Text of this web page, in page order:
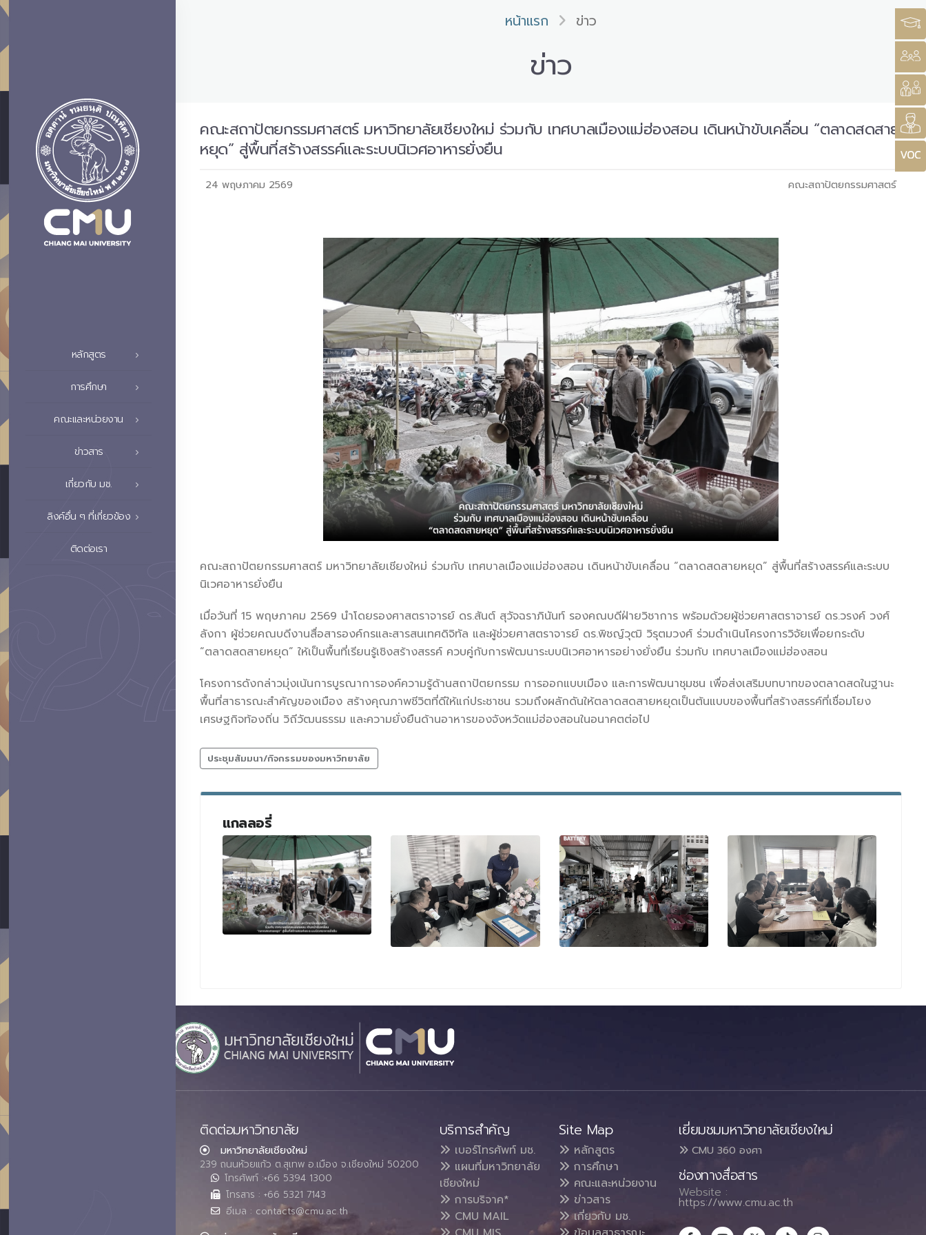
หลักสูตร
การศึกษา
คณะและหน่วยงาน
ข่าวสาร
เกี่ยวกับ มช.
ลิงค์อื่น ๆ ที่เกี่ยวข้อง
ติดต่อเรา
หน้าแรก ข่าว
ข่าว
คณะสถาปัตยกรรมศาสตร์ มหาวิทยาลัยเชียงใหม่ ร่วมกับ เทศบาลเมืองแม่ฮ่องสอน เดินหน้าขับเคลื่อน “ตลาดสดสาย
หยุด” สู่พื้นที่สร้างสรรค์และระบบนิเวศอาหารยั่งยืน
24 พฤษภาคม 2569 คณะสถาปัตยกรรมศาสตร์
คณะสถาปัตยกรรมศาสตร์ มหาวิทยาลัยเชียงใหม่ ร่วมกับ เทศบาลเมืองแม่ฮ่องสอน เดินหน้าขับเคลื่อน “ตลาดสดสายหยุด” สู่พื้นที่สร้างสรรค์และระบบ
นิเวศอาหารยั่งยืน
เมื่อวันที่ 15 พฤษภาคม 2569 นำโดยรองศาสตราจารย์ ดร.สันต์ สุวัจฉราภินันท์ รองคณบดีฝ่ายวิชาการ พร้อมด้วยผู้ช่วยศาสตราจารย์ ดร.วรงค์ วงศ์
ลังกา ผู้ช่วยคณบดีงานสื่อสารองค์กรและสารสนเทศดิจิทัล และผู้ช่วยศาสตราจารย์ ดร.พิชญ์วุฒิ วิรุตมวงศ์ ร่วมดำเนินโครงการวิจัยเพื่อยกระดับ
“ตลาดสดสายหยุด” ให้เป็นพื้นที่เรียนรู้เชิงสร้างสรรค์ ควบคู่กับการพัฒนาระบบนิเวศอาหารอย่างยั่งยืน ร่วมกับ เทศบาลเมืองแม่ฮ่องสอน
โครงการดังกล่าวมุ่งเน้นการบูรณาการองค์ความรู้ด้านสถาปัตยกรรม การออกแบบเมือง และการพัฒนาชุมชน เพื่อส่งเสริมบทบาทของตลาดสดในฐานะ
พื้นที่สาธารณะสำคัญของเมือง สร้างคุณภาพชีวิตที่ดีให้แก่ประชาชน รวมถึงผลักดันให้ตลาดสดสายหยุดเป็นต้นแบบของพื้นที่สร้างสรรค์ที่เชื่อมโยง
เศรษฐกิจท้องถิ่น วิถีวัฒนธรรม และความยั่งยืนด้านอาหารของจังหวัดแม่ฮ่องสอนในอนาคตต่อไป
ประชุมสัมมนา/กิจกรรมของมหาวิทยาลัย
แกลลอรี่
ติดต่อมหาวิทยาลัย
มหาวิทยาลัยเชียงใหม่
239 ถนนห้วยแก้ว ต.สุเทพ อ.เมือง จ.เชียงใหม่ 50200
โทรศัพท์ :+66 5394 1300
โทรสาร : +66 5321 7143
อีเมล : contacts@cmu.ac.th
บริการสำคัญ
เบอร์โทรศัพท์ มช.
แผนที่มหาวิทยาลัย
เชียงใหม่
การบริจาค*
CMU MAIL
Site Map
หลักสูตร
การศึกษา
คณะและหน่วยงาน
ข่าวสาร
เกี่ยวกับ มช.
เยี่ยมชมมหาวิทยาลัยเชียงใหม่
CMU 360 องศา
ช่องทางสื่อสาร
Website :
https://www.cmu.ac.th